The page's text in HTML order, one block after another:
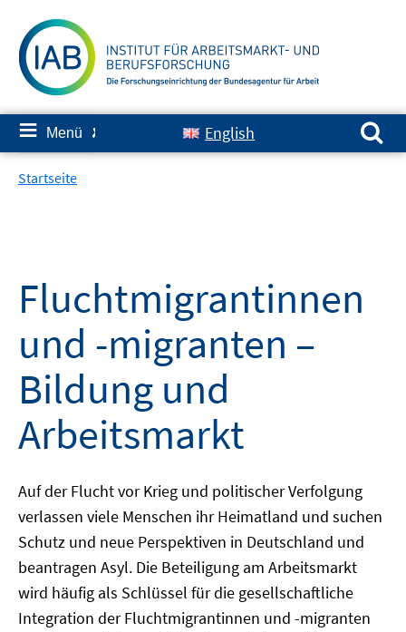
zum
Inhalt
≡ Menü ✘ English
Suchen nach:
Startseite
Fluchtmigrantinnen
und -migranten –
Bildung und
Arbeitsmarkt
Auf der Flucht vor Krieg und politischer Verfolgung
verlassen viele Menschen ihr Heimatland und suchen
Schutz und neue Perspektiven in Deutschland und
beantragen Asyl. Die Beteiligung am Arbeitsmarkt
wird häufig als Schlüssel für die gesellschaftliche
Integration der Fluchtmigrantinnen und -migranten